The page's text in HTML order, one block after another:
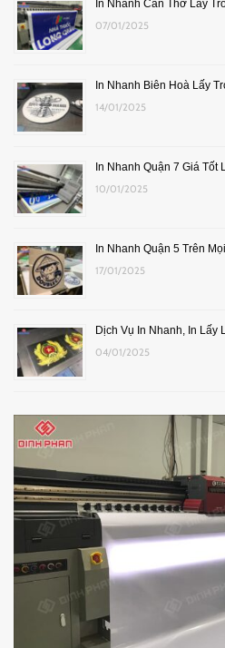
In Nhanh Cần Thơ Lấy
07/01/2025
In Nhanh Biên Hoà Lấy
14/01/2025
In Nhanh Quận 7 Giá Tốt
10/01/2025
In Nhanh Quận 5 Trên
17/01/2025
Dịch Vụ In Nhanh, In Lấy
04/01/2025